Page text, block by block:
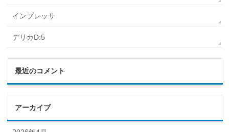
インプレッサ
デリカD:5
最近のコメント
アーカイブ